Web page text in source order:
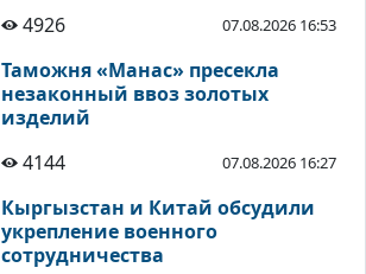
4926
07.08.2026 16:53
Таможня «Манас» пресекла
незаконный ввоз золотых
изделий
4144
07.08.2026 16:27
Кыргызстан и Китай обсудили
укрепление военного
сотрудничества